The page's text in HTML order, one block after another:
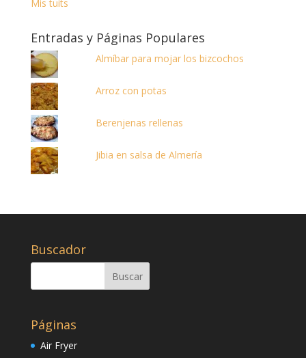
Mis tuits
Entradas y Páginas Populares
Almíbar para mojar los bizcochos
Arroz con potas
Berenjenas rellenas
Jibia en salsa de Almería
Buscador
Páginas
Air Fryer